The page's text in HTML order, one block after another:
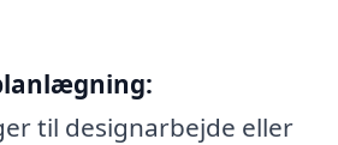
til designarbejde eller